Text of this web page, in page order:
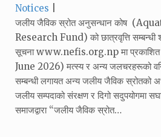
Categories:
Notices
जलीय जैविक स्रोत अनुसन्धान कोष
Research Fund) को छात्रवृत्ति सम्बन्धी
सूचना www.nefis.org.np मा
June 2026) मत्स्य र अन्य जलचरहरूको
सम्बन्धी लगायत अन्य जलीय जैविक स्रोतको
जलीय सम्पदाको संरक्षण र दिगो सदुपयोगमा
समाजद्वारा “जलीय जैविक स्रोत…